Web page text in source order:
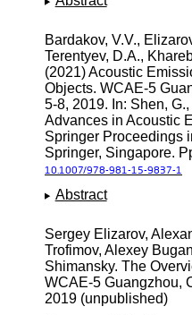
Bardakov, V.V.,
Terentyev, D.A.,
(2021) Acoustic
Objects. WCAE-5
5-8, 2019. In: Shen,
Advances in Acoustic
Springer Proceedings
Springer, Singapore.
10.1007/978-981-15-9837-1
Abstract
Sergey Elizarov,
Trofimov, Alexey
Shimansky. The
WCAE-5 Guangzhou,
2019 (unpublished)